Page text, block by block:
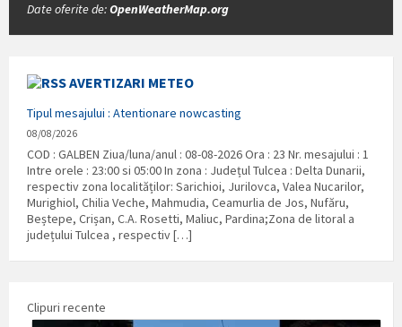
Date oferite de:OpenWeatherMap.org
AVERTIZARI METEO
Tipul mesajului : Atentionare nowcasting
08/08/2026
COD : GALBEN Ziua/luna/anul : 08-08-2026 Ora : 23 Nr. mesajului : 1
Intre orele : 23:00 si 05:00 In zona : Județul Tulcea : Delta Dunarii,
respectiv zona localităților: Sarichioi, Jurilovca, Valea Nucarilor,
Murighiol, Chilia Veche, Mahmudia, Ceamurlia de Jos, Nufăru,
Beștepe, Crișan, C.A. Rosetti, Maliuc, Pardina;Zona de litoral a
județului Tulcea , respectiv […]
Clipuri recente